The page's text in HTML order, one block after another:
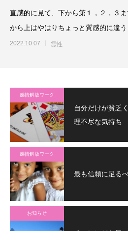
直感的に見て、下から第１，２，３
から上はやはりちょっと質感的に違う
すが、下の３つのチャクラ
2022.10.07 霊性
感情解放ワーク
自分だけが貧乏
理不尽な気持ち
感情解放ワーク
最も信頼に足る
お知らせ